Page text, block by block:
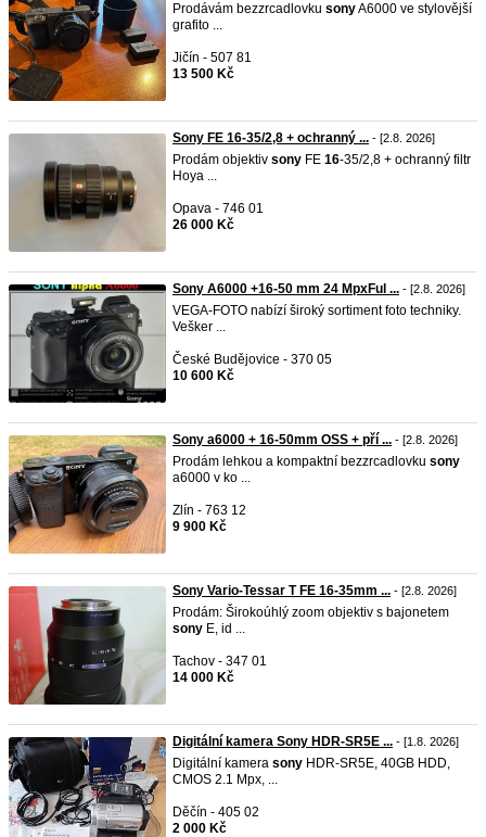
Prodávám bezzrcadlovku sonyA6000 ve stylovější
grafito ...
Jičín - 507 81
13 500 Kč
Sony FE 16-35/2,8 + ochranný ... - [2.8. 2026]
Prodám objektiv sony FE 16-35/2,8 + ochranný filtr
Hoya ...
Opava - 746 01
26 000 Kč
Sony A6000 +16-50 mm 24 MpxFul ... - [2.8. 2026]
VEGA-FOTO nabízí široký sortiment foto techniky.
Vešker ...
České Budějovice - 370 05
10 600 Kč
Sony a6000 + 16-50mm OSS + pří ... - [2.8. 2026]
Prodám lehkou a kompaktní bezzrcadlovku sony
a6000 v ko ...
Zlín - 763 12
9 900 Kč
Sony Vario-Tessar T FE 16-35mm ... - [2.8. 2026]
Prodám: Širokoúhlý zoom objektiv s bajonetem
sony E, id ...
Tachov - 347 01
14 000 Kč
Digitální kamera Sony HDR-SR5E ... - [1.8. 2026]
Digitální kamera sony HDR-SR5E, 40GB HDD,
CMOS 2.1 Mpx, ...
Děčín - 405 02
2 000 Kč